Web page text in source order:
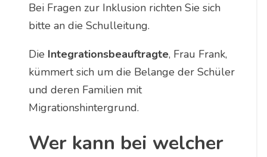
Bei Fragen zur Inklusion richten Sie sich
bitte an die Schulleitung.
Die Integrationsbeauftragte, Frau Frank,
kümmert sich um die Belange der Schüler
und deren Familien mit
Migrationshintergrund.
Wer kann bei welcher